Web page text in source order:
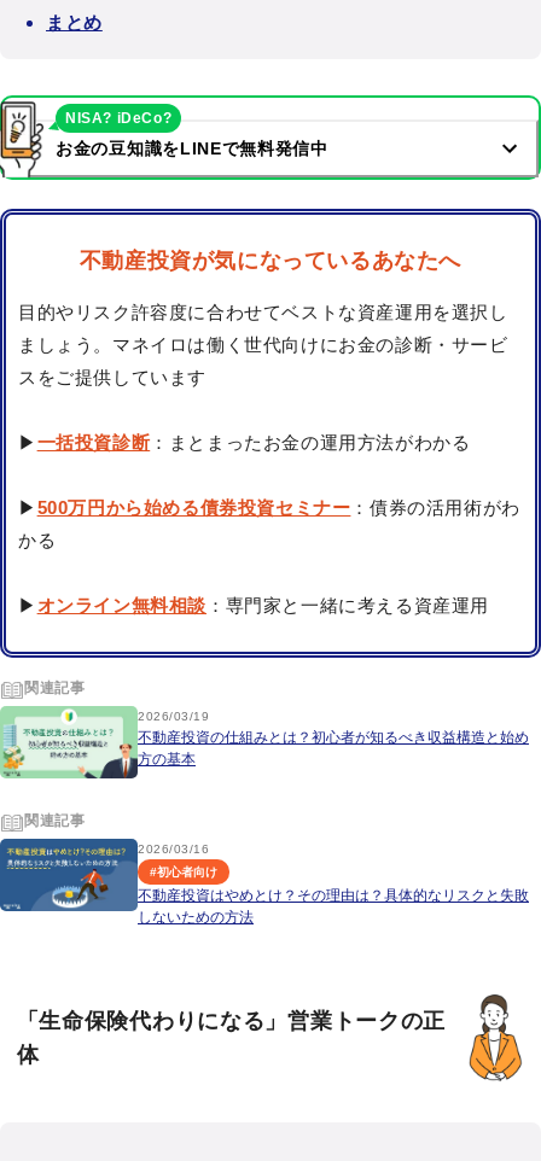
まとめ
お金の豆知識をLINEで無料発信中
NISA? iDeCo?
不動産投資が気になっているあなたへ
目的やリスク許容度に合わせてベストな資産運用を選択し
ましょう。マネイロは働く世代向けにお金の診断・サービ
スをご提供しています
▶ 一括投資診断：まとまったお金の運用方法がわかる
▶ 500万円から始める債券投資セミナー ：債券の活用術がわ
かる
▶ オンライン無料相談 ：専門家と一緒に考える資産運用
関連記事
2026/03/19
不動産投資の仕組みとは？初心者が知るべき収益構造と始め
方の基本
関連記事
2026/03/16
#初心者向け
不動産投資はやめとけ？その理由は？具体的なリスクと失敗
しないための方法
「生命保険代わりになる」営業トークの正
体